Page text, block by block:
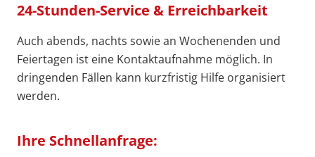
24-Stunden-Service & Erreichbarkeit
Auch abends, nachts sowie an Wochenenden und
Feiertagen ist eine Kontaktaufnahme möglich. In
dringenden Fällen kann kurzfristig Hilfe organisiert
werden.
Ihre Schnellanfrage: